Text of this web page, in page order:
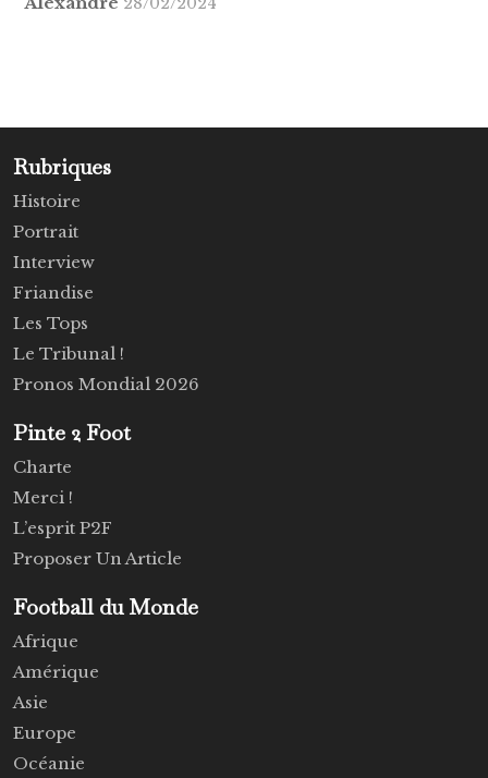
Rubriques
Histoire
Portrait
Interview
Friandise
Les Tops
Le Tribunal !
Pronos Mondial 2026
Pinte 2 Foot
Charte
Merci !
L’esprit P2F
Proposer Un Article
Football du Monde
Afrique
Amérique
Asie
Europe
Océanie